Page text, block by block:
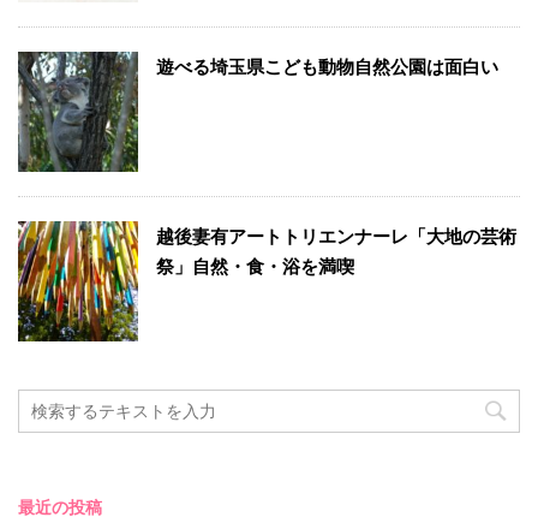
遊べる埼玉県こども動物自然公園は面白い
越後妻有アートトリエンナーレ「大地の芸術
祭」自然・食・浴を満喫
最近の投稿